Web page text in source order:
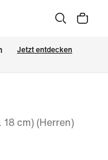
Jetzt entdecken
cm) (Herren)